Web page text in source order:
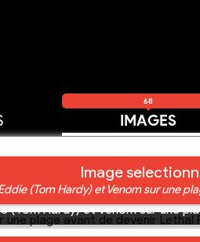
IMAGES
68
Image
(Tom Hardy) et Venom sur une
(Tom Hardy) et Venom sur une